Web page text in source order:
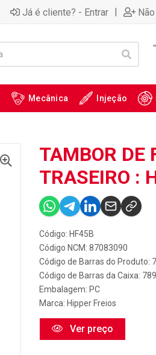
Já é cliente? - Entrar |
Mecânica Injeção
TAMBOR DE
TRASEIRO :
Código: HF45B
Código NCM: 87083090
Código de Barras do Produto:
Código de Barras da Caixa:
Embalagem: PC
Marca: Hipper Freios
Ver preço